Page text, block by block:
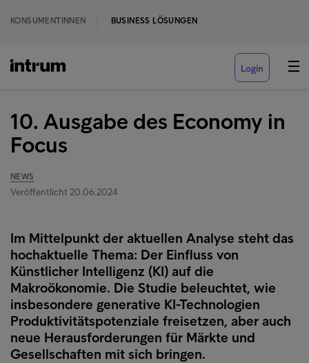
KONSUMENTINNEN BUSINESS LÖSUNGEN
Login
10. Ausgabe des Economy in
Focus
NEWS
Veröffentlicht 20.06.2024
Im Mittelpunkt der aktuellen Analyse steht das
hochaktuelle Thema: Der Einfluss von
Künstlicher Intelligenz (KI) auf die
Makroökonomie. Die Studie beleuchtet, wie
insbesondere generative KI-Technologien
Produktivitätspotenziale freisetzen, aber auch
neue Herausforderungen für Märkte und
Gesellschaften mit sich bringen.